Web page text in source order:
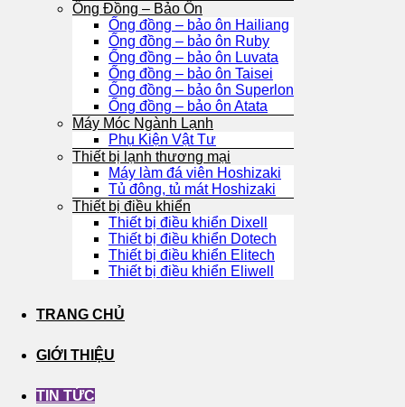
Ống Đồng – Bảo Ôn
Ống đồng – bảo ôn Hailiang
Ống đồng – bảo ôn Ruby
Ống đồng – bảo ôn Luvata
Ống đồng – bảo ôn Taisei
Ống đồng – bảo ôn Superlon
Ống đồng – bảo ôn Atata
Máy Móc Ngành Lạnh
Phụ Kiện Vật Tư
Thiết bị lạnh thương mại
Máy làm đá viên Hoshizaki
Tủ đông, tủ mát Hoshizaki
Thiết bị điều khiển
Thiết bị điều khiển Dixell
Thiết bị điều khiển Dotech
Thiết bị điều khiển Elitech
Thiết bị điều khiển Eliwell
TRANG CHỦ
GIỚI THIỆU
TIN TỨC